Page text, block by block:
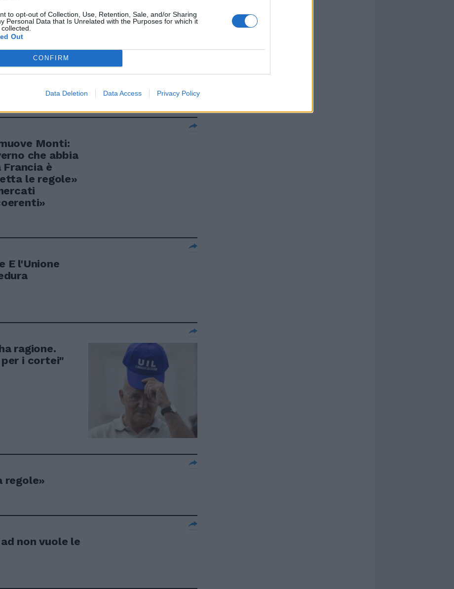
to opt-out of Collection, Use, Retention, Sale, and/or Sharing
Personal Data that Is Unrelated with the Purposes for which it
Out
CONFIRM
Data Deletion Data Access Privacy Policy
Ma il
Monti:
che abbia
Francia è
le regole»
E l'Unione
ragione.
per i cortei"
regole»
non vuole le